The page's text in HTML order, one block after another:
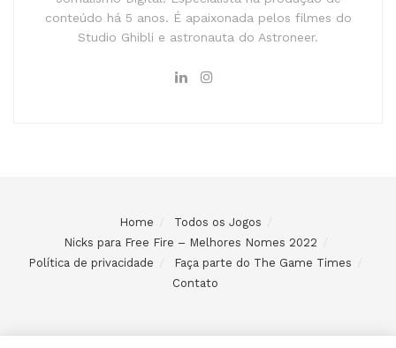
conteúdo há 5 anos. É apaixonada pelos filmes do
Studio Ghibli e astronauta do Astroneer.
Home
Todos os Jogos
Nicks para Free Fire – Melhores Nomes 2022
Política de privacidade
Faça parte do The Game Times
Contato